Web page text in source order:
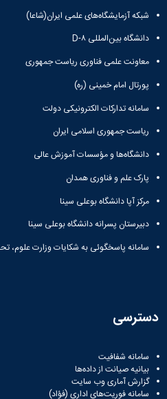
شبکه آزمایشگاه‌های علمی ایران(شاعا)
دانشگاه بین‌المللی D-۸
معاونت علمی فناوری ریاست جمهوری
پورتال امام خمینی (ره)
سامانه تدارکات الکترونیکی دولت
ریاست جمهوری اسلامی ایران
دانشگاه‌ها و مؤسسات آموزش عالی
پارک علم و فناوری همدان
مرکز آپا دانشگاه بوعلی سینا
دبیرستان پسرانه دانشگاه بوعلی سینا
سامانه پاسخگوئی به شکایات وزارت علوم،
دسترسی
سامانه شفافیت
بیانیه صیانت از داده‌ها
گزارش آماری وب‌ سایت
سامانه فوریت‌های اداری (فؤاد)